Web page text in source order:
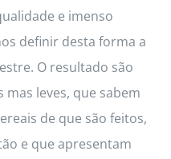
e imenso
definir desta forma a
O resultado são
mas leves, que sabem
de que são feitos,
e que apresentam